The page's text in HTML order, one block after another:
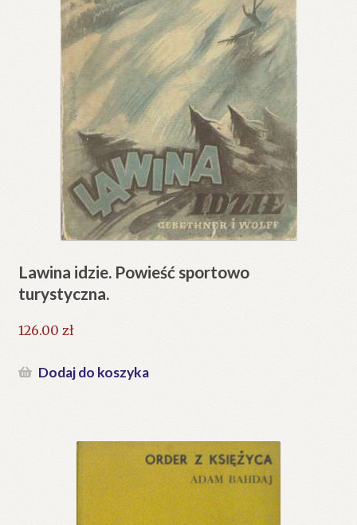
Lawina idzie. Powieść sportowo
turystyczna.
126.00 zł
Dodaj do koszyka